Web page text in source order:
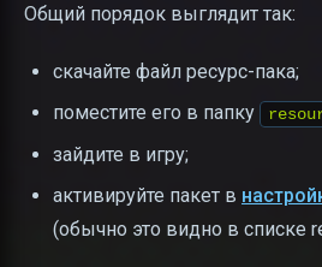
Общий порядок выглядит так:
скачайте файл ресурс-пака;
поместите его в папку
зайдите в игру;
активируйте пакет в
(обычно это видно в списке